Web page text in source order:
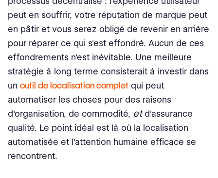
peut en souffrir, votre réputation de marque peut
en pâtir et vous serez obligé de revenir en arrière
pour réparer ce qui s'est effondré. Aucun de ces
effondrements n'est inévitable. Une meilleure
stratégie à long terme consisterait à investir dans
un outil de localisation complet qui peut
automatiser les choses pour des raisons
d'organisation, de commodité, etd'assurance
qualité. Le point idéal est là où la localisation
automatisée et l'attention humaine efficace se
rencontrent.